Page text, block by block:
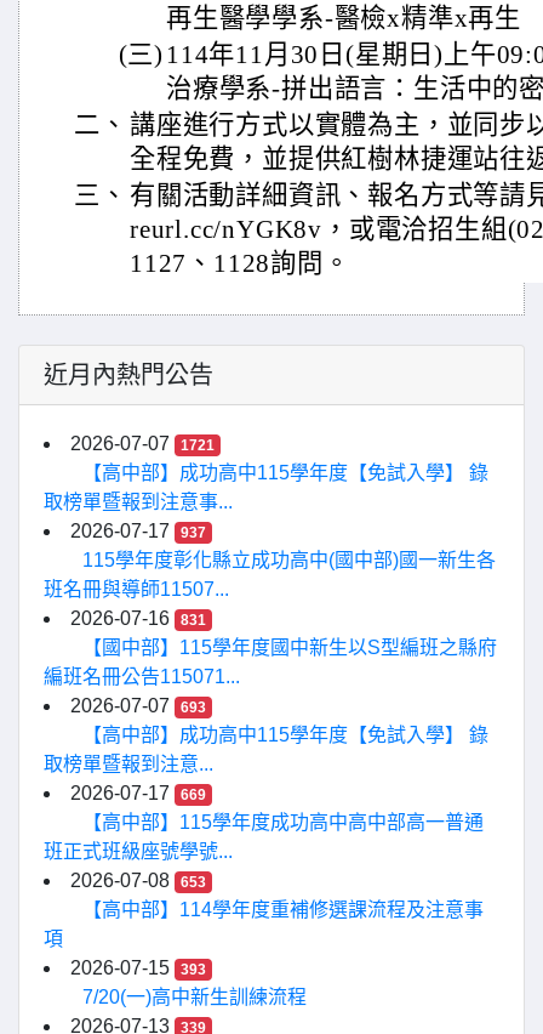
再生醫學學系-醫檢x精準x再生
(三) 114年11月30日(星期日)上午
治療學系-拼出語言：生活中的
二、 講座進行方式以實體為主，並同步
全程免費，並提供紅樹林捷運站往
三、 有關活動詳細資訊、報名方式等請
reurl.cc/nYGK8v，或電洽招生組
1127、1128詢問。
近月內熱門公告
2026-07-07 1721
【高中部】成功高中115學年度【免試入學】 錄
取榜單暨報到注意事...
2026-07-17
937
115學年度彰化縣立成功高中(國中部)國一新生各
班名冊與導師11507...
2026-07-16
831
【國中部】115學年度國中新生以S型編班之縣府
編班名冊公告115071...
2026-07-07
693
【高中部】成功高中115學年度【免試入學】 錄
取榜單暨報到注意...
2026-07-17
669
【高中部】115學年度成功高中高中部高一普通
班正式班級座號學號...
2026-07-08
653
【高中部】114學年度重補修選課流程及注意事
項
2026-07-15
393
7/20(一)高中新生訓練流程
2026-07-13
339